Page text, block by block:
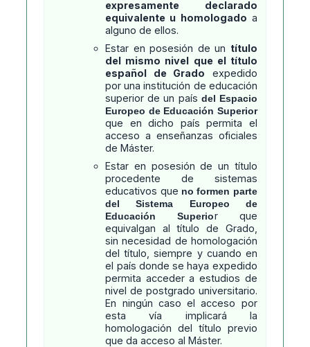
expresamente declarado
equivalente u homologado a
alguno de ellos.
Estar en posesión de un título
del mismo nivel que el título
español de Grado expedido
por una institución de educación
superior de un país del Espacio
Europeo de Educación Superior
que en dicho país permita el
acceso a enseñanzas oficiales
de Máster.
Estar en posesión de un título
procedente de sistemas
educativos que no formen parte
del Sistema Europeo de
Educación Superior que
equivalgan al título de Grado,
sin necesidad de homologación
del título, siempre y cuando en
el país donde se haya expedido
permita acceder a estudios de
nivel de postgrado universitario.
En ningún caso el acceso por
esta vía implicará la
homologación del título previo
que da acceso al Máster.